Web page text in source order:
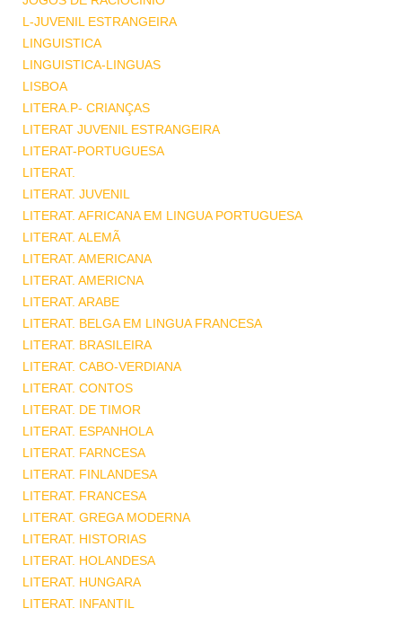
L-JUVENIL ESTRANGEIRA
LINGUISTICA
LINGUISTICA-LINGUAS
LISBOA
LITERA.P- CRIANÇAS
LITERAT JUVENIL ESTRANGEIRA
LITERAT-PORTUGUESA
LITERAT.
LITERAT. JUVENIL
LITERAT. AFRICANA EM LINGUA PORTUGUESA
LITERAT. ALEMÃ
LITERAT. AMERICANA
LITERAT. AMERICNA
LITERAT. ARABE
LITERAT. BELGA EM LINGUA FRANCESA
LITERAT. BRASILEIRA
LITERAT. CABO-VERDIANA
LITERAT. CONTOS
LITERAT. DE TIMOR
LITERAT. ESPANHOLA
LITERAT. FARNCESA
LITERAT. FINLANDESA
LITERAT. FRANCESA
LITERAT. GREGA MODERNA
LITERAT. HISTORIAS
LITERAT. HOLANDESA
LITERAT. HUNGARA
LITERAT. INFANTIL